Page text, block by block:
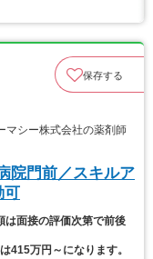
保存する
シー株式会社の薬剤師
院門前／スキルア
可
は面接の評価次第で前後
415万円～になります。